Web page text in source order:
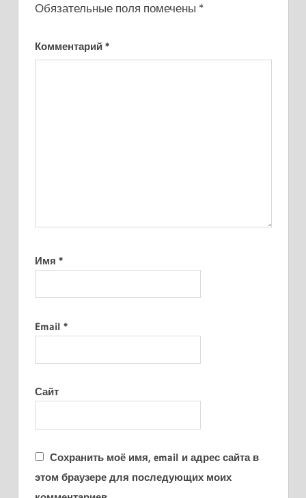
Обязательные поля помечены *
Комментарий *
Имя *
Email *
Сайт
Сохранить моё имя, email и адрес сайта в
этом браузере для последующих моих